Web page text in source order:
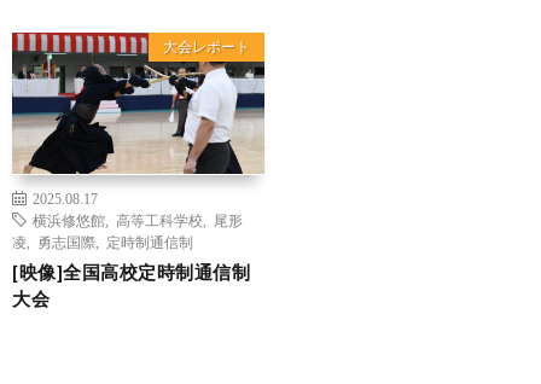
大会レポート
2025.08.17
横浜修悠館
高等工科学校
尾形
凌
勇志国際 定時制通信制
[映像]全国高校定時制通信制
大会